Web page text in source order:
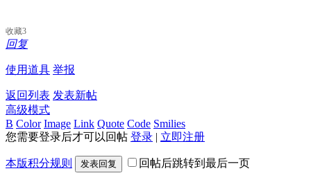
收藏3
回复
使用道具 举报
返回列表 发表新帖
高级模式
B Color Image Link Quote Code Smilies
您需要登录后才可以回帖 登录 | 立即注册
本版积分规则 发表回复 回帖后跳转到最后一页